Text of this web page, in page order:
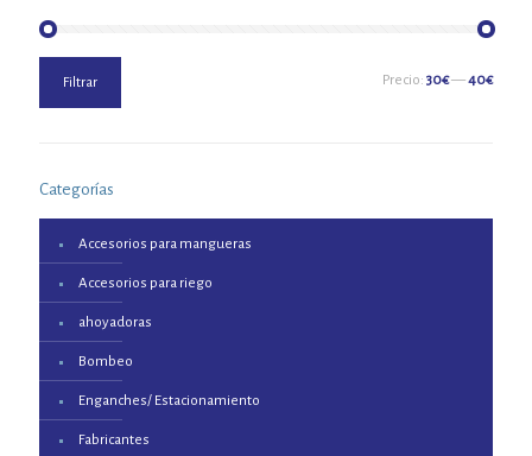
mínimo
máximo
Filtrar Precio: 30€—40€
Categorías
Accesorios para mangueras
Accesorios para riego
ahoyadoras
Bombeo
Enganches/ Estacionamiento
Fabricantes